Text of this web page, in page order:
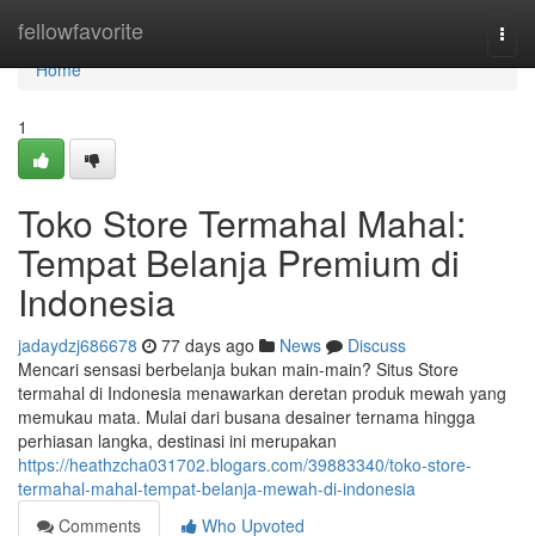
fellowfavorite
Home
Home
1
Toko Store Termahal Mahal:
Tempat Belanja Premium di
Indonesia
jadaydzj686678 77 days ago News
Discuss
Mencari sensasi berbelanja bukan main-main? Situs Store
termahal di Indonesia menawarkan deretan produk mewah yang
memukau mata. Mulai dari busana desainer ternama hingga
perhiasan langka, destinasi ini merupakan
https://heathzcha031702.blogars.com/39883340/toko-store-
termahal-mahal-tempat-belanja-mewah-di-indonesia
Comments
Who Upvoted